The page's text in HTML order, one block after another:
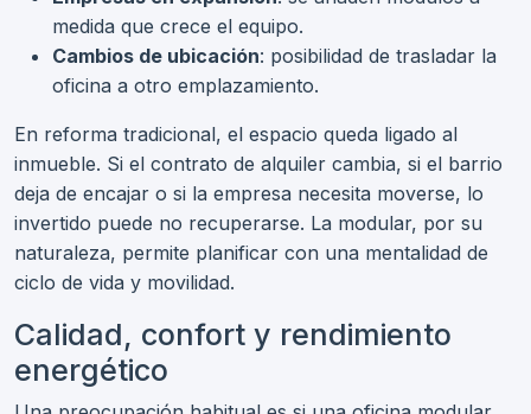
medida que crece el equipo.
Cambios de ubicación: posibilidad de trasladar la
oficina a otro emplazamiento.
En reforma tradicional, el espacio queda ligado al
inmueble. Si el contrato de alquiler cambia, si el barrio
deja de encajar o si la empresa necesita moverse, lo
invertido puede no recuperarse. La modular, por su
naturaleza, permite planificar con una mentalidad de
ciclo de vida y movilidad.
Calidad, confort y rendimiento
energético